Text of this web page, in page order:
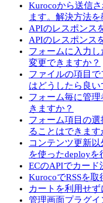
Kurocoから送信
ます。解決方法を
APIのレスポンス
APIのレスポンス
フォームに入力
変更できますか？
ファイルの項目
はどうしたら良い
フォーム毎に管
きますか？
フォーム項目の
ることはできます
コンテンツ更新
を使ったdeployを
ECのAPIでカード
KurocoでRSSを
カートを利用せ
管理画面プラグイ